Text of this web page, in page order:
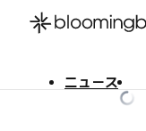
ニュース